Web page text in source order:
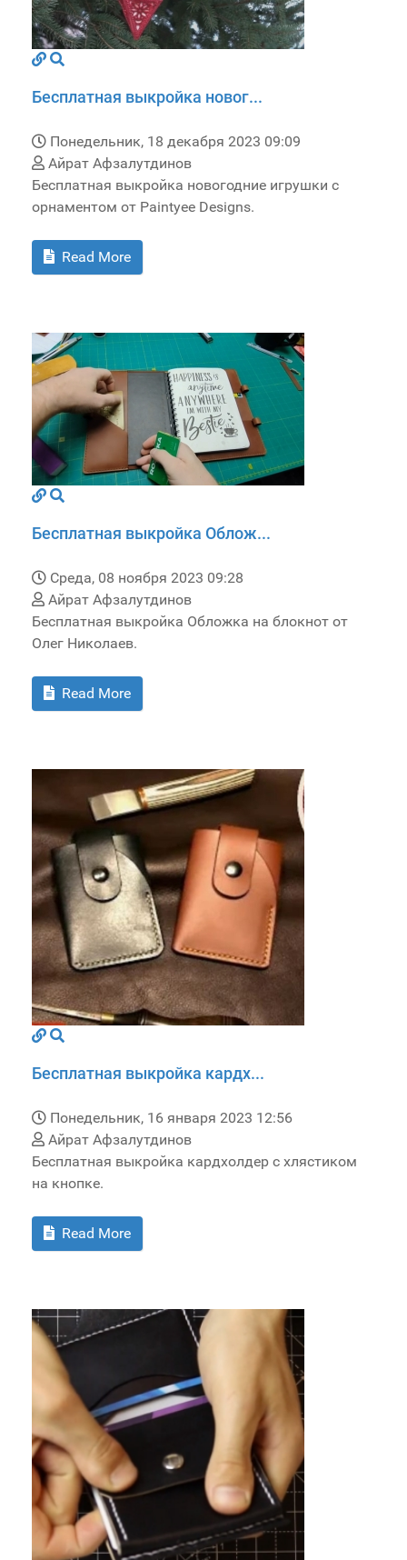
Бесплатная выкройка новог...
Понедельник, 18 декабря 2023 09:09
Айрат Афзалутдинов
Бесплатная выкройка новогодние игрушки с
орнаментом от Paintyee Designs.
Read More
Бесплатная выкройка Облож...
Среда, 08 ноября 2023 09:28
Айрат Афзалутдинов
Бесплатная выкройка Обложка на блокнот от
Олег Николаев.
Read More
Бесплатная выкройка кардх...
Понедельник, 16 января 2023 12:56
Айрат Афзалутдинов
Бесплатная выкройка кардхолдер с хлястиком
на кнопке.
Read More